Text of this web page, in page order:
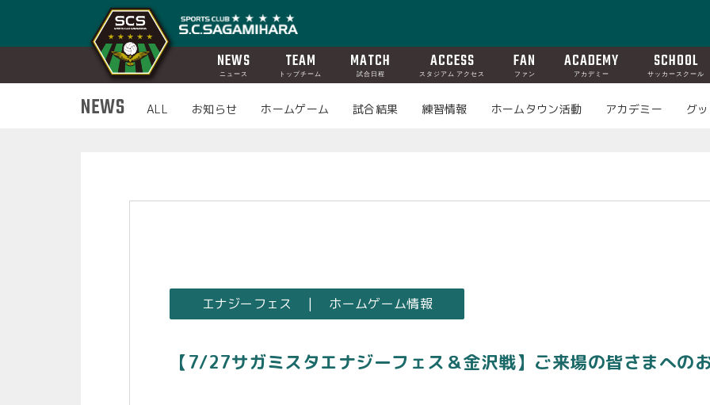
NEWS
ニュース
TEAM
トップチーム
MATCH
試合日程
ACCESS
スタジアム アクセス
FAN
ファン
ACADEMY
アカデミー
SCHOOL
サッカースクール
NEWS ALL お知らせ ホームゲーム 試合結果 練習情報 ホームタウン活動 アカデミー グ
エナジーフェス | ホームゲーム情報
【7/27サガミスタエナジーフェス＆金沢戦】ご来場の皆さまへの